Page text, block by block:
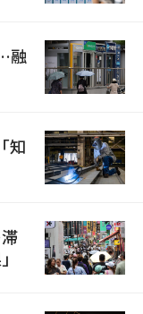
融
知